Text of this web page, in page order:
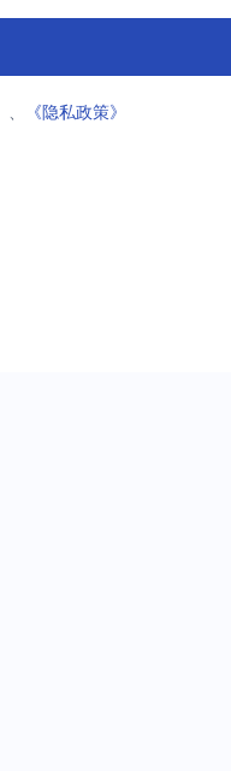
、 《隐私政策》